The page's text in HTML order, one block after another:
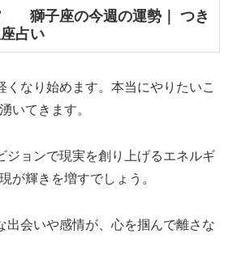
獅子座の今週の運勢｜ つき
占い
なり始めます。本当にやりたいこ
いてきます。
ョンで現実を創り上げるエネルギ
が輝きを増すでしょう。
会いや感情が、心を掴んで離さな